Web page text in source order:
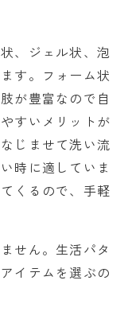
、ジェル状、泡
す。フォーム状
が豊富なので自
すいメリットが
じませて洗い流
時に適していま
くるので、手軽
せん。生活パタ
イテムを選ぶの